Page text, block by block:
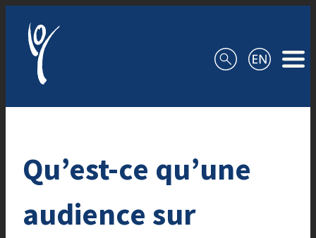
Qu’est-ce qu’une
audience sur